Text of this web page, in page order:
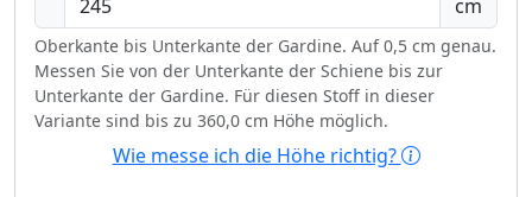
cm
Oberkante bis Unterkante der Gardine. Auf 0,5 cm genau.
Messen Sie von der Unterkante der Schiene bis zur
Unterkante der Gardine. Für diesen Stoff in dieser
Variante sind bis zu 360,0 cm Höhe möglich.
Wie messe ich die Höhe richtig?